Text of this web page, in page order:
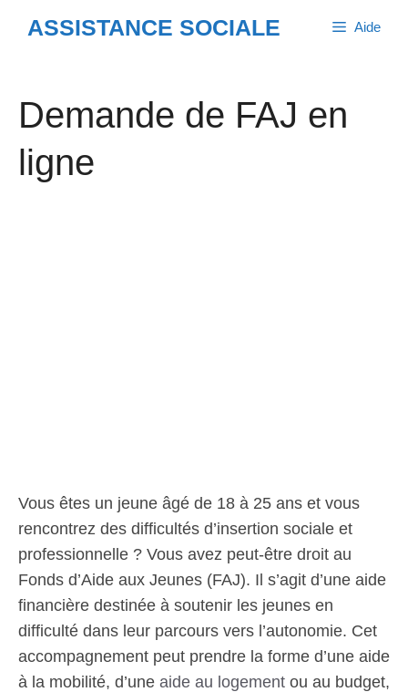
ASSISTANCE SOCIALE Aide
Demande de FAJ en
ligne
Vous êtes un jeune âgé de 18 à 25 ans et vous
rencontrez des difficultés d’insertion sociale et
professionnelle ? Vous avez peut-être droit au
Fonds d’Aide aux Jeunes (FAJ). Il s’agit d’une aide
financière destinée à soutenir les jeunes en
difficulté dans leur parcours vers l’autonomie. Cet
accompagnement peut prendre la forme d’une aide
à la mobilité, d’une aide au logement ou au budget,